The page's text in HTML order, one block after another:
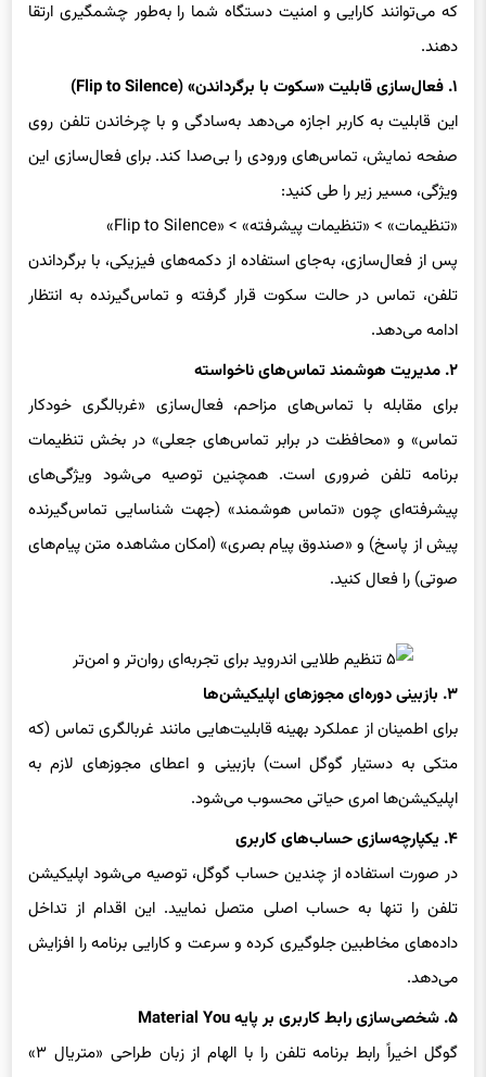
دهند.
۱. فعال‌سازی قابلیت «سکوت با برگرداندن» (Flip to Silence)
این قابلیت به کاربر اجازه می‌دهد به‌سادگی و با چرخاندن تلفن روی
صفحه نمایش، تماس‌های ورودی را بی‌صدا کند. برای فعال‌سازی این
ویژگی، مسیر زیر را طی کنید:
«تنظیمات» > «تنظیمات پیشرفته» > «Flip to Silence»
پس از فعال‌سازی، به‌جای استفاده از دکمه‌های فیزیکی، با برگرداندن
تلفن، تماس در حالت سکوت قرار گرفته و تماس‌گیرنده به انتظار
ادامه می‌دهد.
۲. مدیریت هوشمند تماس‌های ناخواسته
برای مقابله با تماس‌های مزاحم، فعال‌سازی «غربالگری خودکار
تماس» و «محافظت در برابر تماس‌های جعلی» در بخش تنظیمات
برنامه تلفن ضروری است. همچنین توصیه می‌شود ویژگی‌های
پیشرفته‌ای چون «تماس هوشمند» (جهت شناسایی تماس‌گیرنده
پیش از پاسخ) و «صندوق پیام بصری» (امکان مشاهده متن پیام‌های
صوتی) را فعال کنید.
برای اطمینان از عملکرد بهینه قابلیت‌هایی مانند غربالگری تماس (که
متکی به دستیار گوگل است) بازبینی و اعطای مجوزهای لازم به
اپلیکیشن‌ها امری حیاتی محسوب می‌شود.
۴. یکپارچه‌سازی حساب‌های کاربری
در صورت استفاده از چندین حساب گوگل، توصیه می‌شود اپلیکیشن
تلفن را تنها به حساب اصلی متصل نمایید. این اقدام از تداخل
داده‌های مخاطبین جلوگیری کرده و سرعت و کارایی برنامه را افزایش
می‌دهد.
۵. شخصی‌سازی رابط کاربری بر پایه Material You
به‌روزرسانی کرده است. در این به‌روزرسانی، نوار ناوبری پایین به سه